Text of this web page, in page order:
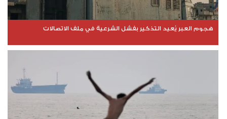
هجوم العبر يُعيد التذكير بفشل الشرعية في ملف الاتصالات